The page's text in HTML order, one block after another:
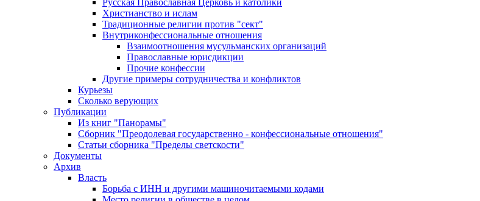
Русская Православная Церковь и католики
Христианство и ислам
Традиционные религии против "сект"
Внутриконфессиональные отношения
Взаимоотношения мусульманских организаций
Православные юрисдикции
Прочие конфессии
Другие примеры сотрудничества и конфликтов
Курьезы
Сколько верующих
Публикации
Из книг "Панорамы"
Сборник "Преодолевая государственно - конфессиональные отношения"
Статьи сборника "Пределы светскости"
Документы
Архив
Власть
Борьба с ИНН и другими машиночитаемыми кодами